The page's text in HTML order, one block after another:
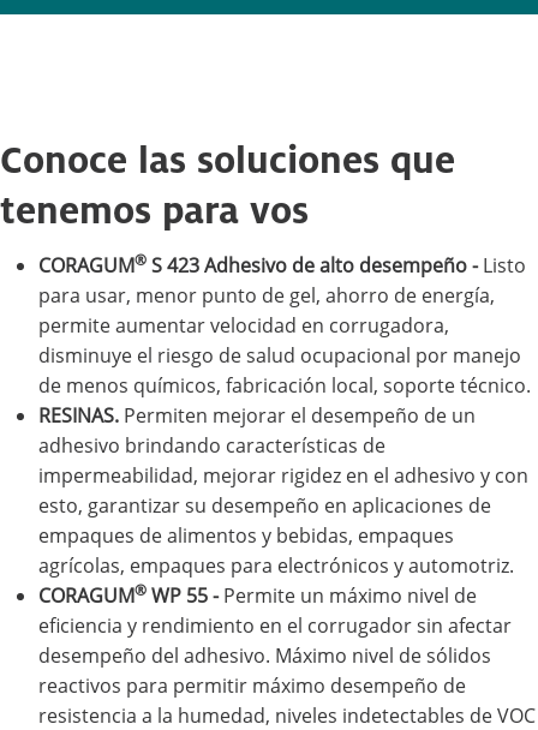
Conoce las soluciones que
tenemos para vos
CORAGUM® S 423 Adhesivo de alto desempeño -Listo
para usar, menor punto de gel, ahorro de energía,
permite aumentar velocidad en corrugadora,
disminuye el riesgo de salud ocupacional por manejo
de menos químicos, fabricación local, soporte técnico.
RESINAS. Permiten mejorar el desempeño de un
adhesivo brindando características de
impermeabilidad, mejorar rigidez en el adhesivo y con
esto, garantizar su desempeño en aplicaciones de
empaques de alimentos y bebidas, empaques
agrícolas, empaques para electrónicos y automotriz.
CORAGUM® WP 55 -Permite un máximo nivel de
eficiencia y rendimiento en el corrugador sin afectar
desempeño del adhesivo. Máximo nivel de sólidos
reactivos para permitir máximo desempeño de
resistencia a la humedad, niveles indetectables de VOC